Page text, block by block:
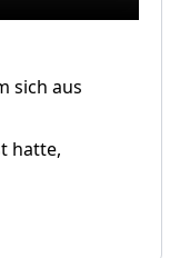
sich aus
hatte,